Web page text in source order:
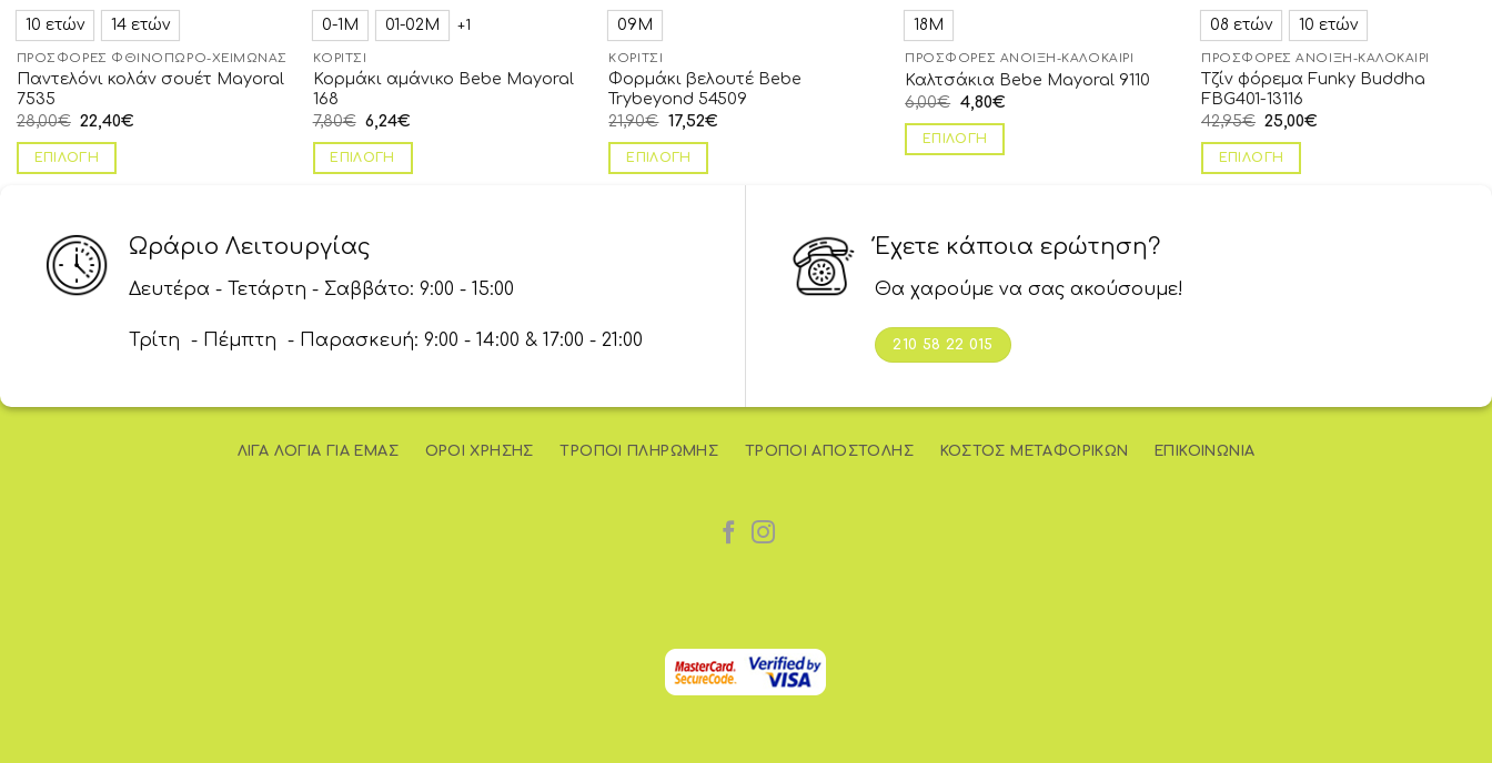
10 ετών 14 ετών
ΠΡΟΣΦΟΡΈΣ ΦΘΙΝΌΠΩΡΟ-ΧΕΙΜΏΝΑΣ
Παντελόνι κολάν σουέτ Mayoral
7535
28,00€ 22,40€
ΕΠΙΛΟΓΉ
0-1Μ 01-02Μ +1
ΚΟΡΊΤΣΙ
Κορμάκι αμάνικο Bebe Mayoral
168
7,80€ 6,24€
ΕΠΙΛΟΓΉ
09Μ
ΚΟΡΊΤΣΙ
Φορμάκι βελουτέ Bebe
Trybeyond 54509
21,90€ 17,52€
ΕΠΙΛΟΓΉ
18Μ
ΠΡΟΣΦΟΡΈΣ ΆΝΟΙΞΗ-ΚΑΛΟΚΑΊΡΙ
Καλτσάκια Bebe Mayoral 9110
6,00€ 4,80€
ΕΠΙΛΟΓΉ
08 ετών 10 ετών
ΠΡΟΣΦΟΡΈΣ ΆΝΟΙΞΗ-ΚΑΛΟΚΑΊΡΙ
Τζίν φόρεμα Funky Buddha
FBG401-13116
42,95€ 25,00€
ΕΠΙΛΟΓΉ
Ωράριο Λειτουργίας
Δευτέρα - Τετάρτη - Σαββάτο: 9:00 - 15:00
Τρίτη - Πέμπτη - Παρασκευή: 9:00 - 14:00 & 17:00 - 21:00
Έχετε κάποια ερώτηση?
Θα χαρούμε να σας ακούσουμε!
210 58 22 015
ΛΊΓΑ ΛΌΓΙΑ ΓΙΑ ΕΜΆΣ ΌΡΟΙ ΧΡΉΣΗΣ ΤΡΌΠΟΙ ΠΛΗΡΩΜΉΣ ΤΡΌΠΟΙ ΑΠΟΣΤΟΛΉΣ ΚΌΣΤΟΣ ΜΕΤΑΦΟΡΙΚΏΝ ΕΠΙΚΟΙΝΩΝΊΑ